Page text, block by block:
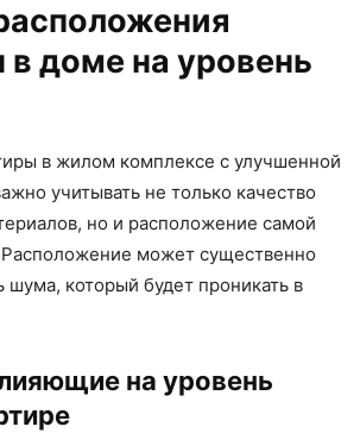
в доме на уровень
в жилом комплексе с улучшенной
учитывать не только качество
но и расположение самой
может существенно
шума, который будет проникать в
на уровень